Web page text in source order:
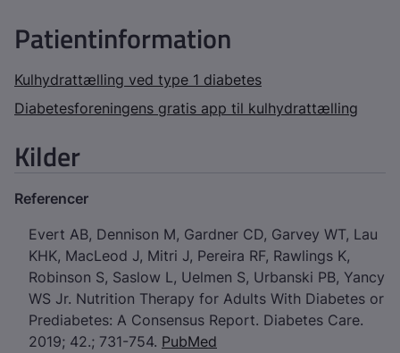
Patientinformation
Kulhydrattælling ved type 1 diabetes
Diabetesforeningens gratis app til kulhydrattælling
Kilder
Referencer
Evert AB, Dennison M, Gardner CD, Garvey WT, Lau
KHK, MacLeod J, Mitri J, Pereira RF, Rawlings K,
Robinson S, Saslow L, Uelmen S, Urbanski PB, Yancy
WS Jr. Nutrition Therapy for Adults With Diabetes or
Prediabetes: A Consensus Report. Diabetes Care.
2019; 42.; 731-754. PubMed